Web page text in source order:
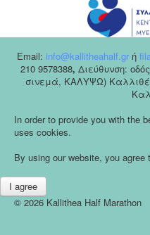
Email: info@kallitheahalf.gr ή
210 9578388, Διεύθυνση:
σινεμά, ΚΑΛΥΨΩ)
In order to provide you with the
uses cookies.
By using our website, you
I agree
© 2026 Kallithea Half Marathon